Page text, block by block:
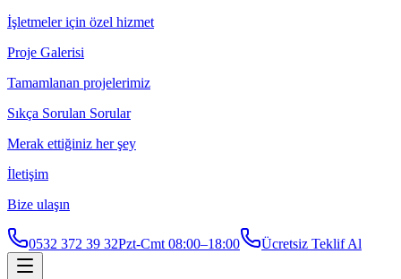
İşletmeler için özel hizmet
Proje Galerisi
Tamamlanan projelerimiz
Sıkça Sorulan Sorular
Merak ettiğiniz her şey
İletişim
Bize ulaşın
0532 372 39 32Pzt-Cmt 08:00–18:00 Ücretsiz Teklif Al